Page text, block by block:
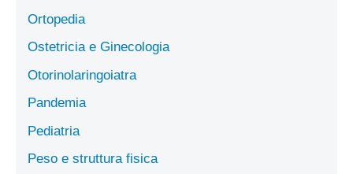
Ortopedia
Ostetricia e Ginecologia
Otorinolaringoiatra
Pandemia
Pediatria
Peso e struttura fisica